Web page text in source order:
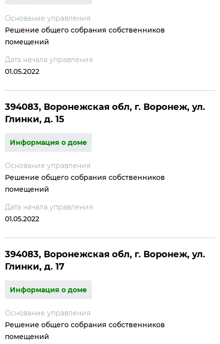
Основание управления
Решение общего собрания собственников
помещений
Дата начала управления
01.05.2022
394083, Воронежская обл, г. Воронеж, ул.
Глинки, д. 15
Информация о доме
Основание управления
Решение общего собрания собственников
помещений
Дата начала управления
01.05.2022
394083, Воронежская обл, г. Воронеж, ул.
Глинки, д. 17
Информация о доме
Основание управления
Решение общего собрания собственников
помещений